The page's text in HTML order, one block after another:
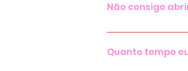
Não consigo
Se não estiver
Quanto tempo